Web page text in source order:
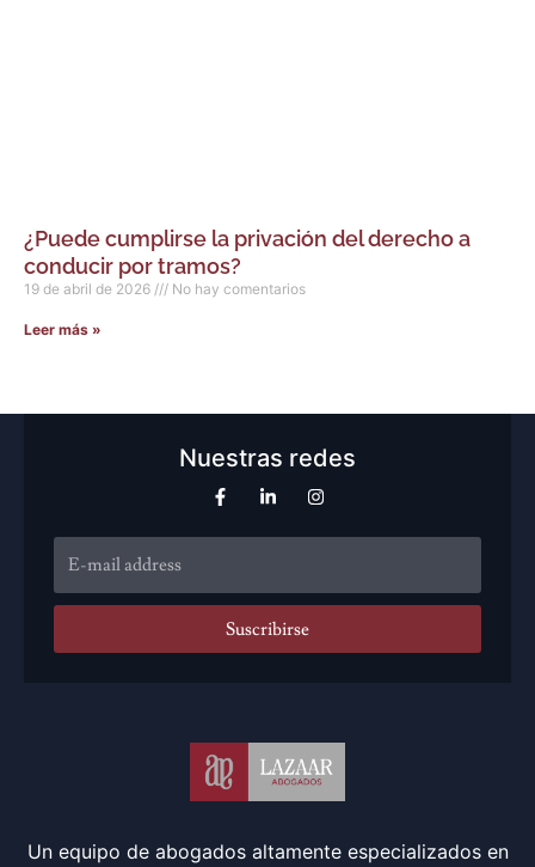
¿Puede cumplirse la privación del derecho a
conducir por tramos?
19 de abril de 2026 No hay comentarios
Leer más »
Nuestras redes
Suscribirse
Un equipo de abogados altamente especializados en